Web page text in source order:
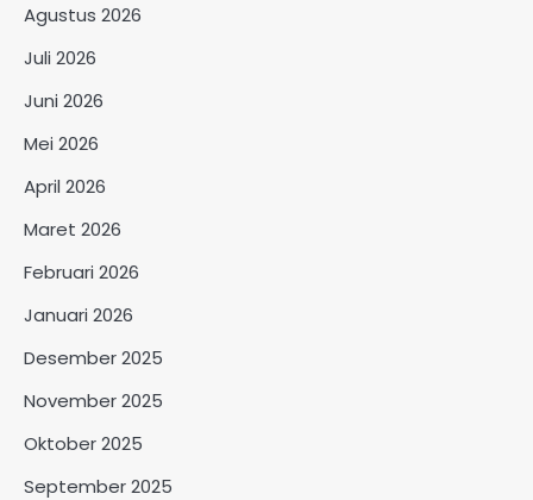
Agustus 2026
Juli 2026
Juni 2026
Mei 2026
April 2026
Maret 2026
Februari 2026
Januari 2026
Desember 2025
November 2025
Oktober 2025
September 2025